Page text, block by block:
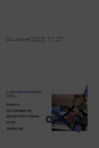
04 июня 2025, 11:27